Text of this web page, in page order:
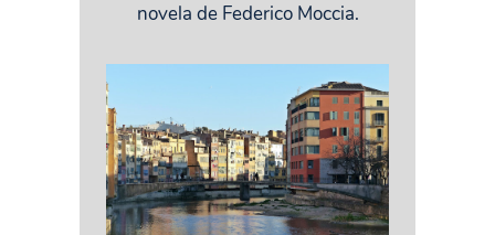
novela de Federico Moccia.